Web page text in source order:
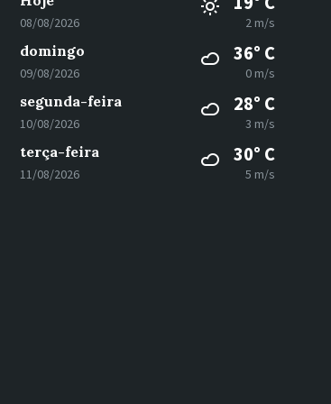
08/08/2026 2 m/s
domingo
09/08/2026
36° C
0 m/s
segunda-feira
10/08/2026
28° C
3 m/s
terça-feira
11/08/2026
30° C
5 m/s